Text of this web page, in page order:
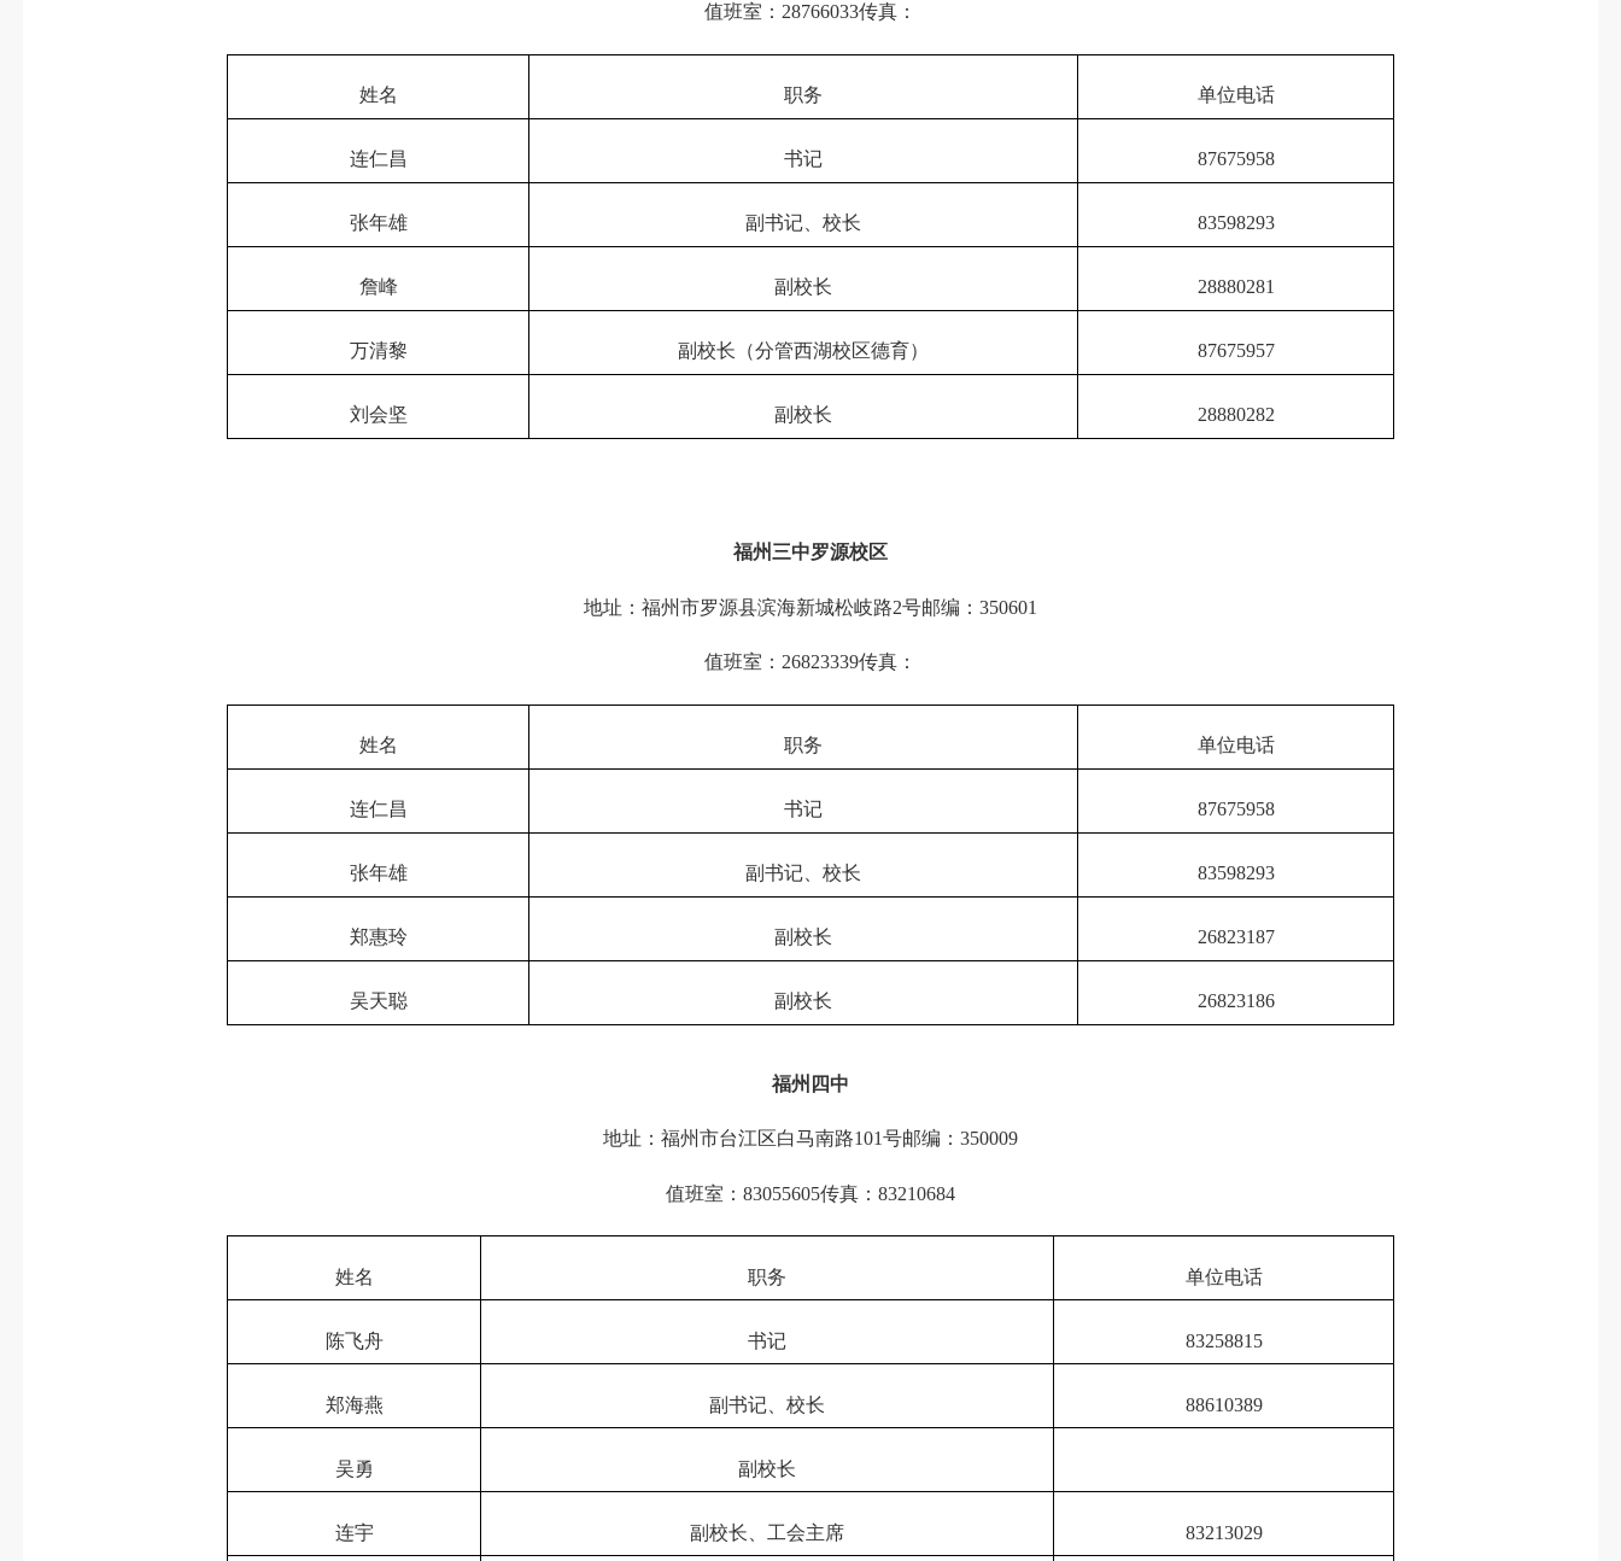
值班室： 28766033传真：
姓名 职务 单位电话
连仁昌 书记 87675958
张年雄 副书记、校长 83598293
詹峰 副校长 28880281
万清黎 副校长（分管西湖校区德育） 87675957
刘会坚 副校长 28880282
福州三中罗源校区
地址：福州市罗源县滨海新城松岐路2号邮编：350601
值班室： 26823339传真：
姓名 职务 单位电话
连仁昌 书记 87675958
张年雄 副书记、校长 83598293
郑惠玲 副校长 26823187
吴天聪 副校长 26823186
福州四中
地址：福州市台江区白马南路101号邮编：350009
值班室： 83055605传真：83210684
姓名 职务 单位电话
陈飞舟 书记 83258815
郑海燕 副书记、校长 88610389
吴勇 副校长
连宇 副校长、 工会主席 83213029